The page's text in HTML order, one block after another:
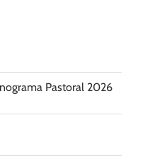
Pastoral 2026